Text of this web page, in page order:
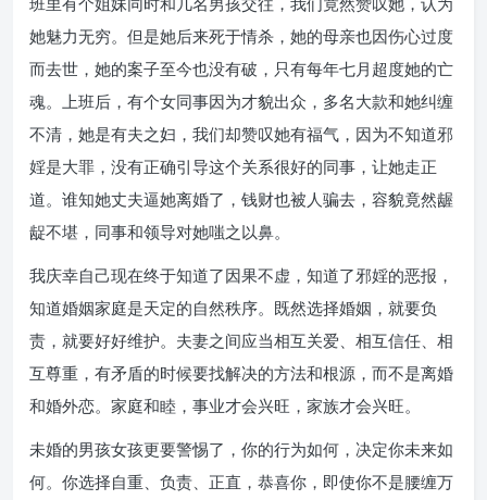
她魅力无穷。但是她后来死于情杀，她的母亲也因伤心过度
而去世，她的案子至今也没有破，只有每年七月超度她的亡
魂。上班后，有个女同事因为才貌出众，多名大款和她纠缠
不清，她是有夫之妇，我们却赞叹她有福气，因为不知道邪
婬是大罪，没有正确引导这个关系很好的同事，让她走正
道。谁知她丈夫逼她离婚了，钱财也被人骗去，容貌竟然龌
龊不堪，同事和领导对她嗤之以鼻。
我庆幸自己现在终于知道了因果不虚，知道了邪婬的恶报，
知道婚姻家庭是天定的自然秩序。既然选择婚姻，就要负
责，就要好好维护。夫妻之间应当相互关爱、相互信任、相
互尊重，有矛盾的时候要找解决的方法和根源，而不是离婚
和婚外恋。家庭和睦，事业才会兴旺，家族才会兴旺。
未婚的男孩女孩更要警惕了，你的行为如何，决定你未来如
何。你选择自重、负责、正直，恭喜你，即使你不是腰缠万